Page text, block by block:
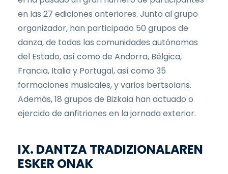
en las 27 ediciones anteriores. Junto al grupo
organizador, han participado 50 grupos de
danza, de todas las comunidades autónomas
del Estado, así como de Andorra, Bélgica,
Francia, Italia y Portugal, así como 35
formaciones musicales, y varios bertsolaris.
Además, 18 grupos de Bizkaia han actuado o
ejercido de anfitriones en la jornada exterior.
IX. DANTZA TRADIZIONALAREN
ESKER ONAK